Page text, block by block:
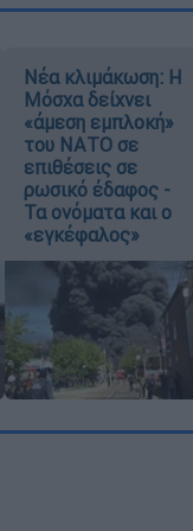
Νέα κλιμάκωση: Η
Μόσχα δείχνει
«άμεση εμπλοκή»
του ΝΑΤΟ σε
επιθέσεις σε
ρωσικό έδαφος -
Τα ονόματα και ο
«εγκέφαλος»